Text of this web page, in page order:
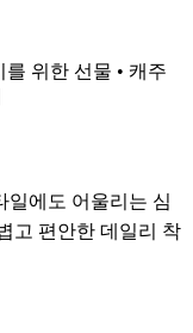
위한 선물 • 캐주
일에도 어울리는 심
고 편안한 데일리 착